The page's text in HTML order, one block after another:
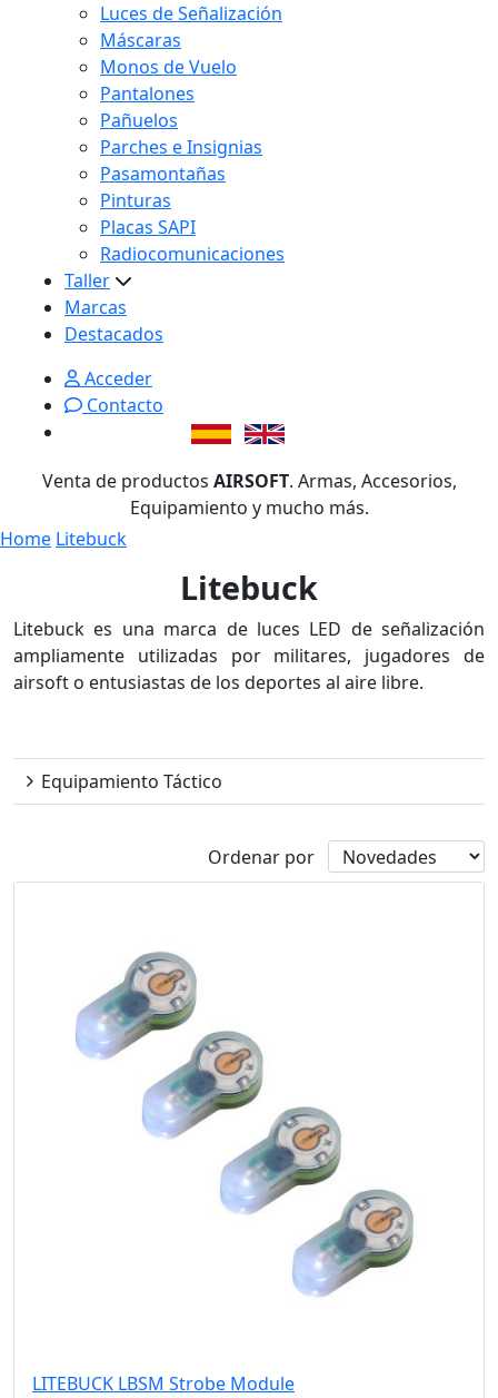
Luces de Señalización
Máscaras
Monos de Vuelo
Pantalones
Pañuelos
Parches e Insignias
Pasamontañas
Pinturas
Placas SAPI
Radiocomunicaciones
Taller
Marcas
Destacados
Acceder
Contacto
Venta de productos AIRSOFT. Armas, Accesorios,
Equipamiento y mucho más.
Home Litebuck
Litebuck
Litebuck es una marca de luces LED de señalización
ampliamente utilizadas por militares, jugadores de
airsoft o entusiastas de los deportes al aire libre.
Equipamiento Táctico
Ordenar por
LITEBUCK LBSM Strobe Module